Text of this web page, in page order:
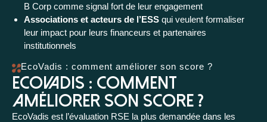
B Corp comme signal fort de leur engagement
Associations et acteurs de l’ESS qui veulent formaliser
leur impact pour leurs financeurs et partenaires
institutionnels
EcoVadis : comment améliorer son score ?
EcoVadis : comment
améliorer son score ?
EcoVadis est l’évaluation RSE la plus demandée dans les